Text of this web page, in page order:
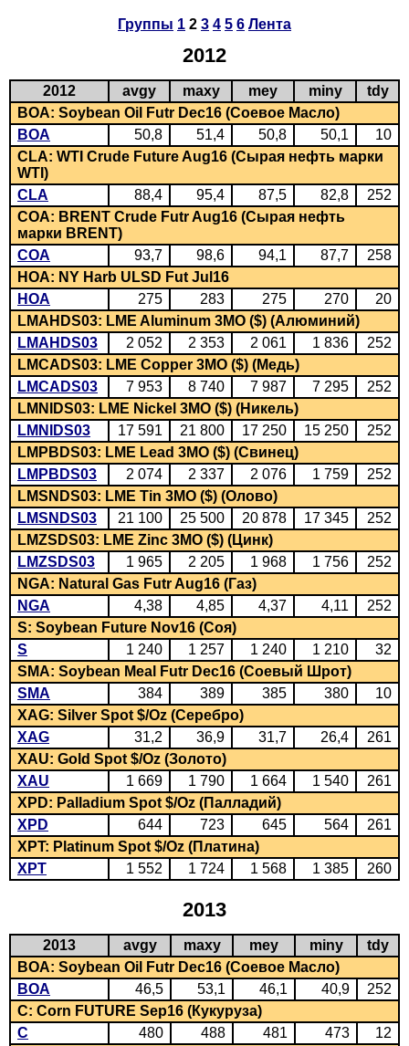
Группы 1 2 3 4 5 6 Лента
2012
2012 avgy maxy mey miny
tdy
BOA: Soybean Oil Futr Dec16 (Соевое Масло)
BOA
50,8 51,4 50,8 50,1
10
CLA: WTI Crude Future Aug16 (Сырая нефть марки
WTI)
CLA
88,4 95,4 87,5 82,8
252
COA: BRENT Crude Futr Aug16 (Сырая нефть
марки BRENT)
COA
93,7 98,6 94,1 87,7
258
HOA: NY Harb ULSD Fut Jul16
HOA
275 283 275 270
20
LMAHDS03: LME Aluminum 3MO ($) (Алюминий)
LMAHDS03
2 052 2 353 2 061 1 836
252
LMCADS03: LME Copper 3MO ($) (Медь)
LMCADS03
7 953 8 740 7 987 7 295
252
LMNIDS03: LME Nickel 3MO ($) (Никель)
LMNIDS03
17 591 21 800 17 250 15 250
252
LMPBDS03: LME Lead 3MO ($) (Свинец)
LMPBDS03
2 074 2 337 2 076 1 759
252
LMSNDS03: LME Tin 3MO ($) (Олово)
LMSNDS03
21 100 25 500 20 878 17 345
252
LMZSDS03: LME Zinc 3MO ($) (Цинк)
LMZSDS03
1 965 2 205 1 968 1 756
252
NGA: Natural Gas Futr Aug16 (Газ)
NGA
4,38 4,85 4,37 4,11
252
S: Soybean Future Nov16 (Соя)
S
1 240 1 257 1 240 1 210
32
SMA: Soybean Meal Futr Dec16 (Соевый Шрот)
SMA
384 389 385 380
10
XAG: Silver Spot $/Oz (Серебро)
XAG
31,2 36,9 31,7 26,4
261
XAU: Gold Spot $/Oz (Золото)
XAU
1 669 1 790 1 664 1 540
261
XPD: Palladium Spot $/Oz (Палладий)
XPD
644 723 645 564
261
XPT: Platinum Spot $/Oz (Платина)
XPT
1 552 1 724 1 568 1 385 260
2013
2013 avgy maxy mey miny
tdy
BOA: Soybean Oil Futr Dec16 (Соевое Масло)
BOA
46,5 53,1 46,1 40,9
252
C: Corn FUTURE Sep16 (Кукуруза)
C
480 488 481 473
12